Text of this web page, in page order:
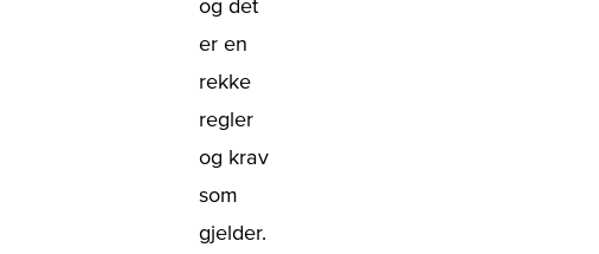
og det
er en
rekke
regler
og krav
som
gjelder.